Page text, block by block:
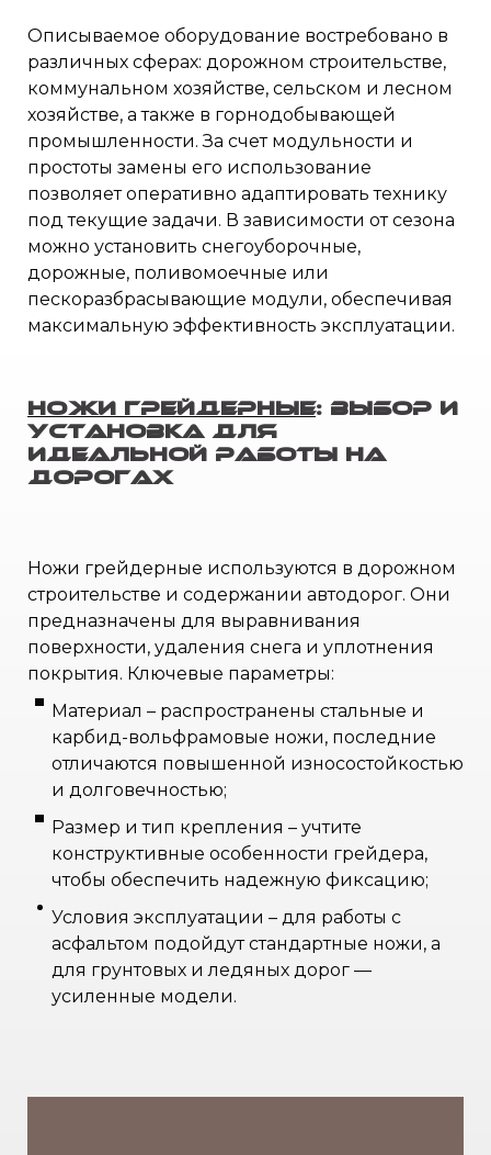
Описываемое оборудование востребовано в
различных сферах: дорожном строительстве,
коммунальном хозяйстве, сельском и лесном
хозяйстве, а также в горнодобывающей
промышленности. За счет модульности и
простоты замены его использование
позволяет оперативно адаптировать технику
под текущие задачи. В зависимости от сезона
можно установить снегоуборочные,
дорожные, поливомоечные или
пескоразбрасывающие модули, обеспечивая
максимальную эффективность эксплуатации.
Ножи грейдерные: Выбор и
установка для
идеальной работы на
дорогах
Ножи грейдерные используются в дорожном
строительстве и содержании автодорог. Они
предназначены для выравнивания
поверхности, удаления снега и уплотнения
покрытия. Ключевые параметры:
Материал – распространены стальные и
карбид-вольфрамовые ножи, последние
отличаются повышенной износостойкостью
и долговечностью;
Размер и тип крепления – учтите
конструктивные особенности грейдера,
чтобы обеспечить надежную фиксацию;
Условия эксплуатации – для работы с
асфальтом подойдут стандартные ножи, а
для грунтовых и ледяных дорог —
усиленные модели.